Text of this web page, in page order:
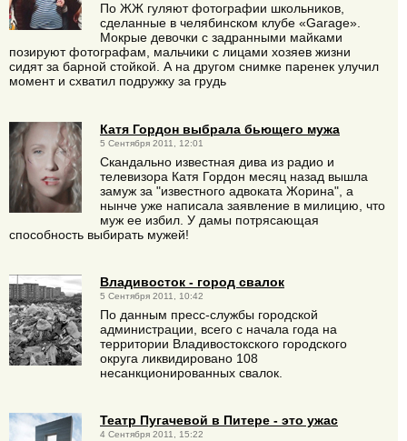
По ЖЖ гуляют фотографии школьников,
сделанные в челябинском клубе «Gаrage».
Мокрые девочки с задранными майками
позируют фотографам, мальчики с лицами хозяев жизни
сидят за барной стойкой. А на другом снимке паренек улучил
момент и схватил подружку за грудь
Катя Гордон выбрала бьющего мужа
5 Сентября 2011, 12:01
Скандально известная дива из радио и
телевизора Катя Гордон месяц назад вышла
замуж за "известного адвоката Жорина", а
нынче уже написала заявление в милицию, что
муж ее избил. У дамы потрясающая
способность выбирать мужей!
Владивосток - город свалок
5 Сентября 2011, 10:42
По данным пресс-службы городской
администрации, всего с начала года на
территории Владивостокского городского
округа ликвидировано 108
несанкционированных свалок.
Театр Пугачевой в Питере - это ужас
4 Сентября 2011, 15:22